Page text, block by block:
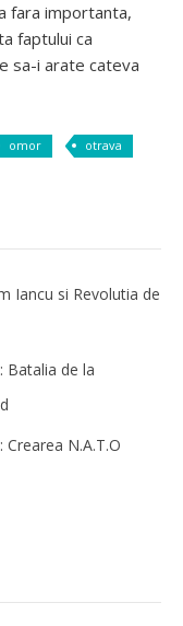
fara importanta,
faptului ca
sa-i arate cateva
omor otrava
Iancu si Revolutia de
Batalia de la
Crearea N.A.T.O